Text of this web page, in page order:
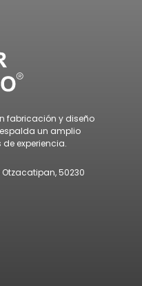
fabricación y diseño
un amplio
experiencia.
Otzacatipan, 50230